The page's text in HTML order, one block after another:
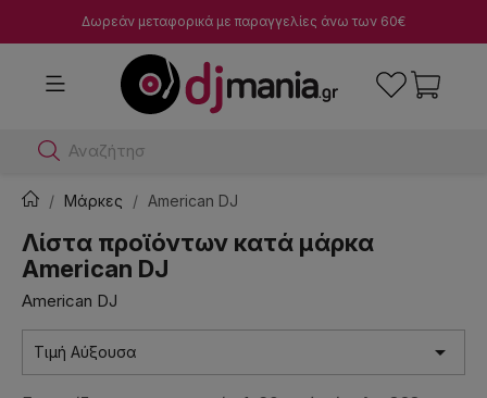
Δωρεάν μεταφορικά με παραγγελίες άνω των 60€
Αναζήτησε dj μίκτε
Μάρκες American DJ
Λίστα προϊόντων κατά μάρκα
American DJ
American DJ
Τιμή Αύξουσα 